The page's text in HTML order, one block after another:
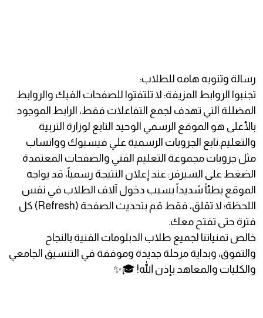
رسالة وتنويه هامه للطلاب:
تجنبوا الروابط المزيفة: لا تلتفتوا للصفحات الفيك والروابط
المضللة التي تهدف لجمع التفاعلات فقط، الرابط الموجود
بالأعلى هو الموقع الرسمي الوحيد التابع لوزارة التربية
والتعليم.تابع الجروبات الرسمية علي فيسبوك وواتساب
مثل جروبات مجموعة التعليم الفني والصفحات المعتمدة
الضغط على السيرفر: عند إعلان النتيجة رسمياً، قد يواجه
الموقع بطئاً شديداً بسبب دخول آلاف الطلاب في نفس
اللحظة؛ لا تقلق، فقط قم بتحديث الصفحة (Refresh) كل
فترة حتى تفتح معك.
خالص تمنياتنا لجميع طلاب الدبلومات الفنية بالنجاح
والتفوق، وبداية مرحلة جديدة وموفقة في التنسيق الجامعي
والكليات والمعاهد بإذن الله! 🎓✨